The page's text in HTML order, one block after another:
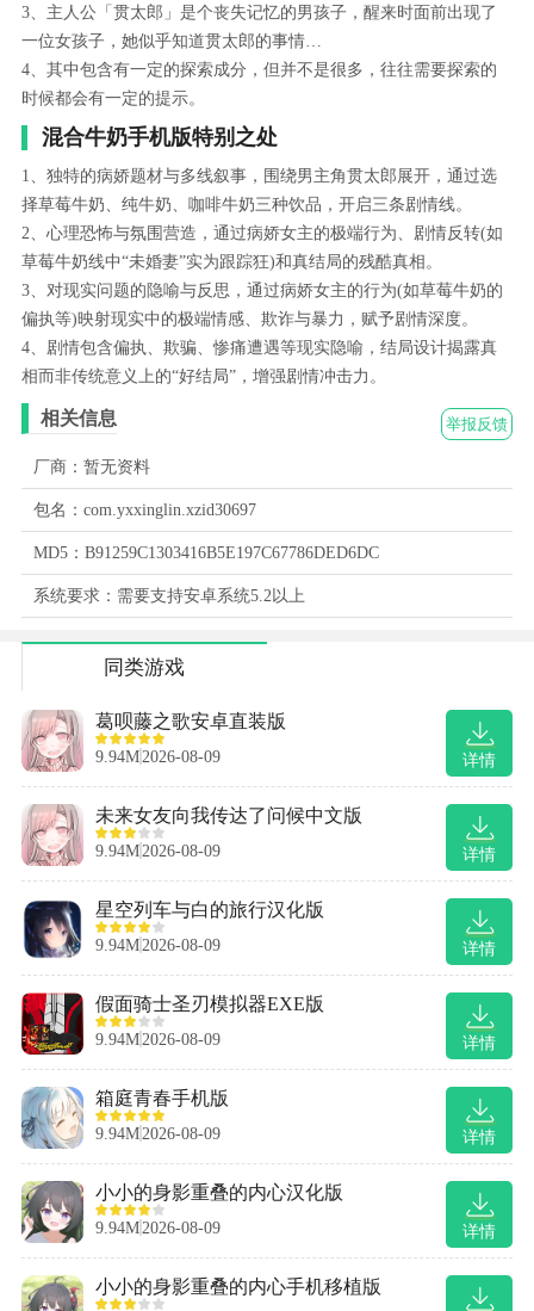
3、主人公「贯太郎」是个丧失记忆的男孩子，醒来时面前出现了
一位女孩子，她似乎知道贯太郎的事情…
4、其中包含有一定的探索成分，但并不是很多，往往需要探索的
时候都会有一定的提示。
混合牛奶手机版特别之处
1、独特的病娇题材与多线叙事，围绕男主角贯太郎展开，通过选
择草莓牛奶、纯牛奶、咖啡牛奶三种饮品，开启三条剧情线。
2、心理恐怖与氛围营造，通过病娇女主的极端行为、剧情反转(如
草莓牛奶线中“未婚妻”实为跟踪狂)和真结局的残酷真相。
3、对现实问题的隐喻与反思，通过病娇女主的行为(如草莓牛奶的
偏执等)映射现实中的极端情感、欺诈与暴力，赋予剧情深度。
4、剧情包含偏执、欺骗、惨痛遭遇等现实隐喻，结局设计揭露真
相而非传统意义上的“好结局”，增强剧情冲击力。
举报反馈
相关信息
厂商：暂无资料
包名：com.yxxinglin.xzid30697
MD5：B91259C1303416B5E197C67786DED6DC
系统要求：需要支持安卓系统5.2以上
同类游戏
详情
葛呗藤之歌安卓直装版
9.94M 2026-08-09
详情
未来女友向我传达了问候中文版
9.94M 2026-08-09
详情
星空列车与白的旅行汉化版
9.94M 2026-08-09
详情
假面骑士圣刃模拟器EXE版
9.94M 2026-08-09
详情
箱庭青春手机版
9.94M 2026-08-09
详情
小小的身影重叠的内心汉化版
9.94M 2026-08-09
小小的身影重叠的内心手机移植版